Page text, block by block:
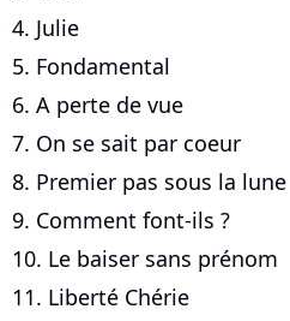
4. Julie
5. Fondamental
6. A perte de vue
7. On se sait par coeur
8. Premier pas sous la lune
9. Comment font-ils ?
10. Le baiser sans prénom
11. Liberté Chérie